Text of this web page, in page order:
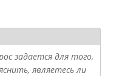
задается для того,
являетесь ли